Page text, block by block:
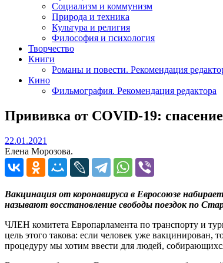
Социализм и коммунизм
Природа и техника
Культура и религия
Философия и психология
Творчество
Книги
Романы и повести. Рекомендация
Кино
Фильмография. Рекомендация редактора
Прививка от COVID-19:
22.01.2021
Елена Морозова.
Вакцинация от коронавируса в Евросоюзе
называют восстановление свободы поездок по
ЧЛЕН комитета Европарламента по транспорту и
цель этого такова: если человек уже
процедуру мы хотим ввести для людей,